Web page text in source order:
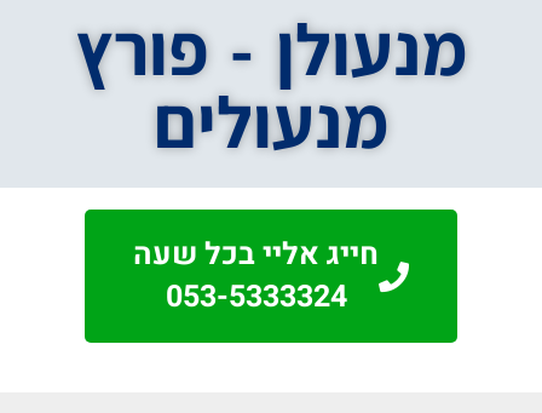
מנעולן - פורץ
מנעולים
חייג אליי בכל שעה
053-5333324